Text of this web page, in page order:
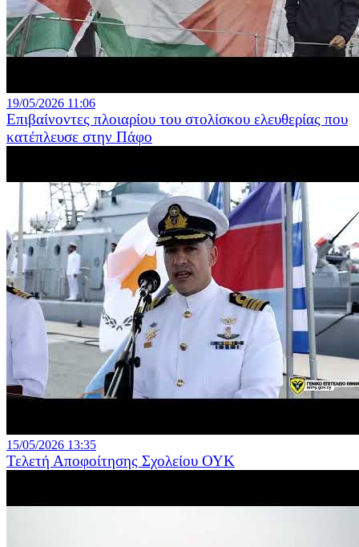
19/05/2026 11:06
Επιβαίνοντες πλοιαρίου του στολίσκου ελευθερίας που
κατέπλευσε στην Πάφο
15/05/2026 13:35
Τελετή Αποφοίτησης Σχολείου ΟΥΚ